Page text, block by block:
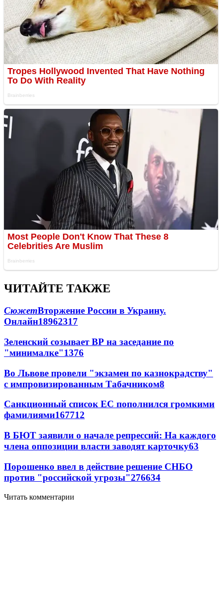
ЧИТАЙТЕ ТАКЖЕ
СюжетВторжение России в Украину.
Онлайн18962317
Зеленский созывает ВР на заседание по
"минималке"1376
Во Львове провели "экзамен по казнокрадству"
с импровизированным Табачником8
Санкционный список ЕС пополнился громкими
фамилиями167712
В БЮТ заявили о начале репрессий: На каждого
члена оппозиции власти заводят карточку63
Порошенко ввел в действие решение СНБО
против "российской угрозы"276634
Читать комментарии